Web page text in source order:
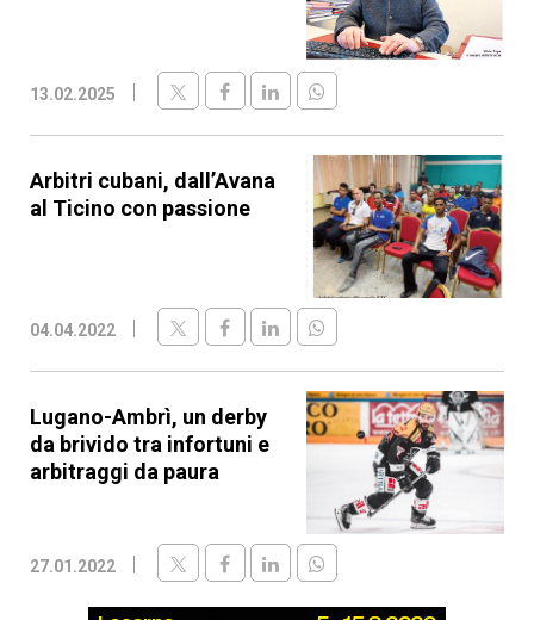
13.02.2025
Arbitri cubani, dall’Avana
al Ticino con passione
04.04.2022
Lugano-Ambrì, un derby
da brivido tra infortuni e
arbitraggi da paura
27.01.2022